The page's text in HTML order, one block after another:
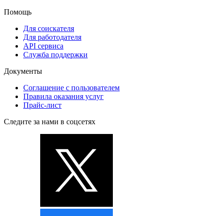
Помощь
Для соискателя
Для работодателя
API сервиса
Служба поддержки
Документы
Соглашение с пользователем
Правила оказания услуг
Прайс-лист
Следите за нами в соцсетях